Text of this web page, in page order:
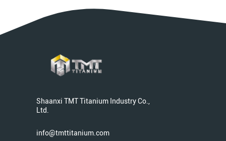
Shaanxi TMT Titanium Industry Co.,
Ltd.
info@tmttitanium.com